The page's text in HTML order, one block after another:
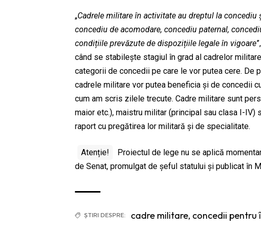
„Cadrele militare în activitate au dreptul la
concediu de acomodare, concediu paternal,
condițiile prevăzute de dispozițiile legale în vigoare
când se stabilește stagiul în grad al cadrelor
categorii de concedii pe care le vor putea cere. De
cadrele militare vor putea beneficia și de concedii
cum am scris zilele trecute. Cadre militare sunt
maior etc.), maistru militar (principal sau clasa I-IV)
raport cu pregătirea lor militară și de specialitate.
Atenție!
Proiectul de lege nu se aplică
de Senat, promulgat de șeful statului și publicat în
ȘTIRI DESPRE: cadre militare, concedii pentru